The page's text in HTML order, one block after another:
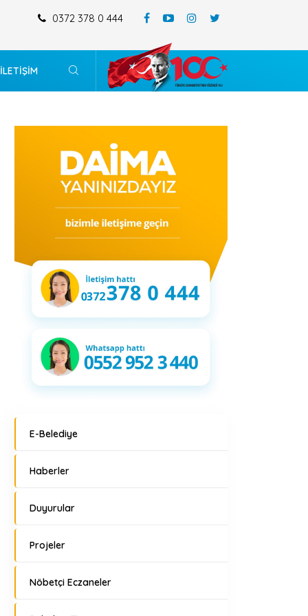
MERKEZ MAHALLESİ 196 ADA 4-5-14 VE 15 SAYILI PARSELİ
0372 378 0 444
İLETİŞİM
E-Belediye
Haberler
Duyurular
Projeler
Nöbetçi Eczaneler